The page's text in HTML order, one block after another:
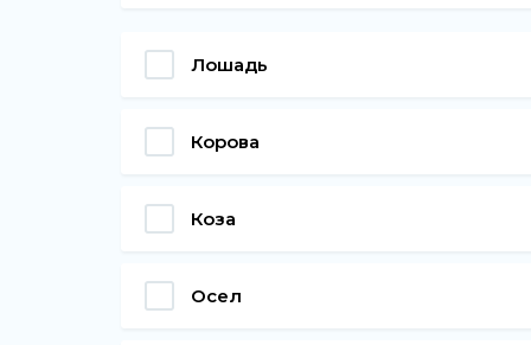
Лошадь
Корова
Коза
Осел